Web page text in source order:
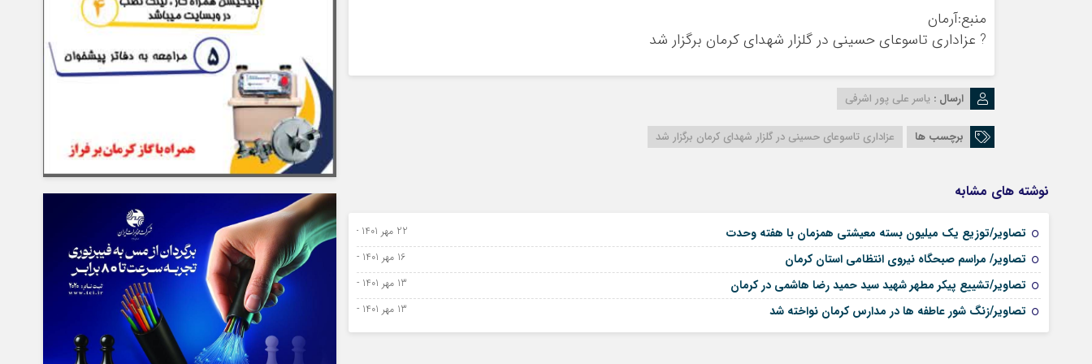
منبع:آرمان
? عزاداری تاسوعای حسینی در گلزار شهدای کرمان برگزار شد
ارسال : یاسر علی پور اشرفی
برچسب ها عزاداری تاسوعای حسینی در گلزار شهدای کرمان برگزار شد
نوشته های مشابه
تصاویر/توزیع یک میلیون بسته معیشتی همزمان با هفته وحدت 22 مهر 1401 - 14 اکتبر 2022
تصاویر/ مراسم صبحگاه نیروی انتظامی استان کرمان 16 مهر 1401 - 08 اکتبر 2022
تصاویر/تشییع پیکر مطهر شهید سید حمید رضا هاشمی در کرمان 13 مهر 1401 - 05 اکتبر 2022
تصاویر/زنگ شور عاطفه ها در مدارس کرمان نواخته شد 13 مهر 1401 - 05 اکتبر 2022